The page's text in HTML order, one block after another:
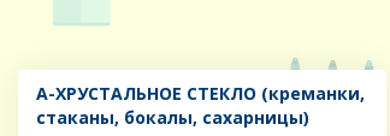
A-ХРУСТАЛЬНОЕ СТЕКЛО (креманки,
стаканы, бокалы, сахарницы)